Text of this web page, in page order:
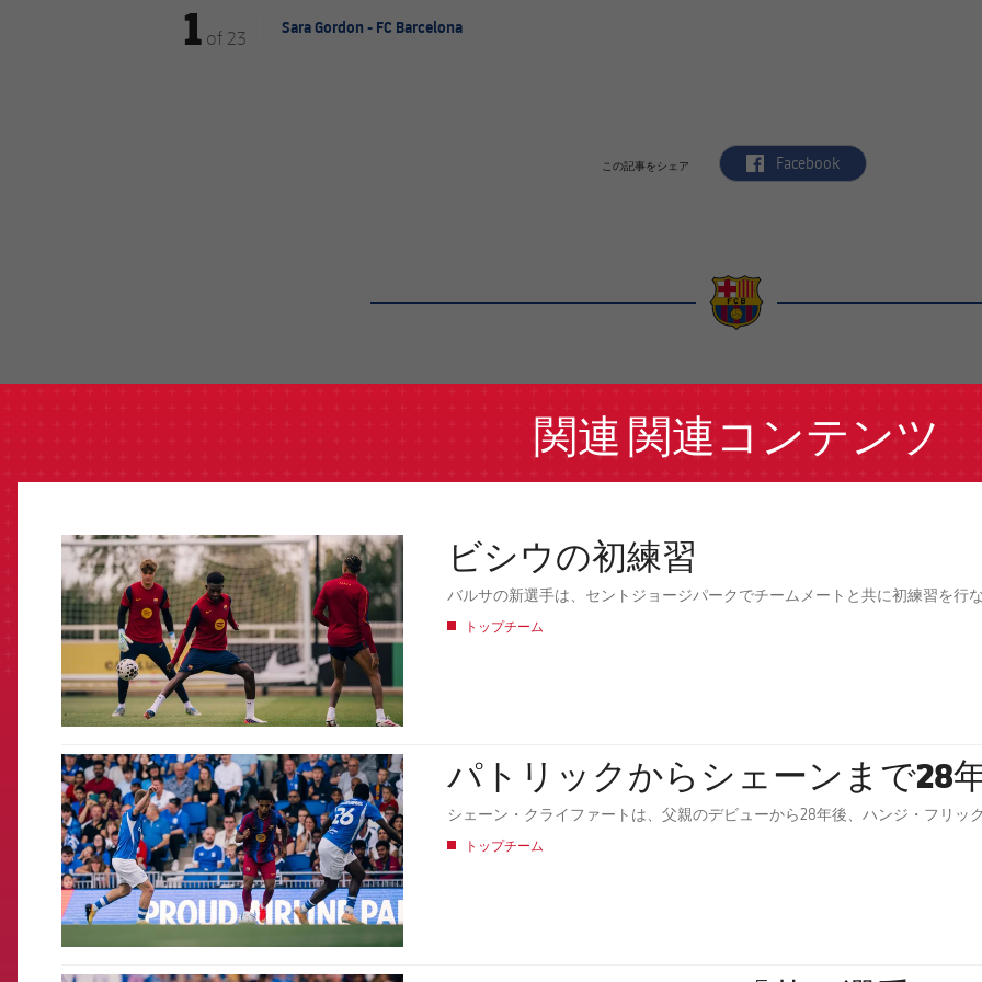
1of 23 Sara Gordon - FC Barcelona
この記事をシェア label.aria.facebook
Facebook
関連 関連コンテンツ
FCB Barcelona badge ビシウの初練習
バルサの新選手は、セントジョージパークでチームメートと共に初練習を行
トップチーム
FCB Barcelona badge パトリックからシェーンまで28
シェーン・クライファートは、父親のデビューから28年後、ハンジ・フリッ
トップチーム